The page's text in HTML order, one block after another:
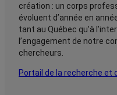
création : un corps
évoluent d’année en
tant au Québec qu’à
l’engagement de notre
chercheurs.
Portail de la recherche et